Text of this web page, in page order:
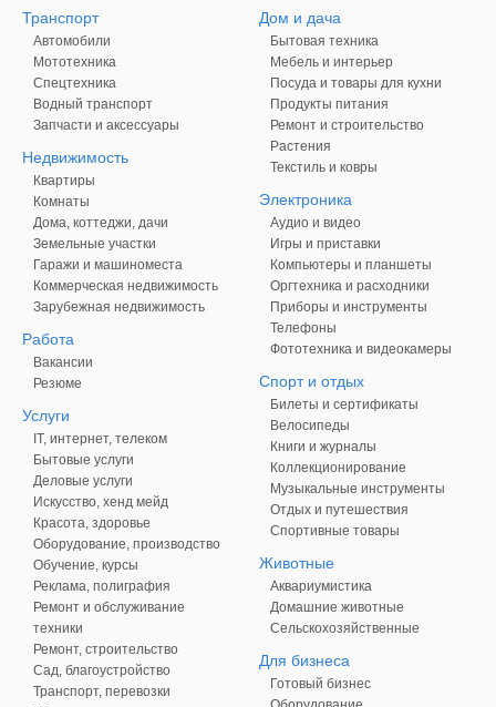
Транспорт
Автомобили
Мототехника
Спецтехника
Водный транспорт
Запчасти и аксессуары
Недвижимость
Квартиры
Комнаты
Дома, коттеджи, дачи
Земельные участки
Гаражи и машиноместа
Коммерческая недвижимость
Зарубежная недвижимость
Работа
Вакансии
Резюме
Услуги
IT, интернет, телеком
Бытовые услуги
Деловые услуги
Искусство, хенд мейд
Красота, здоровье
Оборудование, производство
Обучение, курсы
Реклама, полиграфия
Ремонт и обслуживание
техники
Ремонт, строительство
Сад, благоустройство
Транспорт, перевозки
Дом и дача
Бытовая техника
Мебель и интерьер
Посуда и товары для кухни
Продукты питания
Ремонт и строительство
Растения
Текстиль и ковры
Электроника
Аудио и видео
Игры и приставки
Компьютеры и планшеты
Оргтехника и расходники
Приборы и инструменты
Телефоны
Фототехника и видеокамеры
Спорт и отдых
Билеты и сертификаты
Велосипеды
Книги и журналы
Коллекционирование
Музыкальные инструменты
Отдых и путешествия
Спортивные товары
Животные
Аквариумистика
Домашние животные
Сельскохозяйственные
Для бизнеса
Готовый бизнес